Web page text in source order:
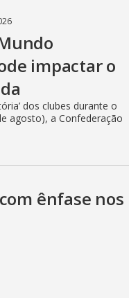
impactar o
dos clubes durante o
agosto), a Confederação
ênfase nos